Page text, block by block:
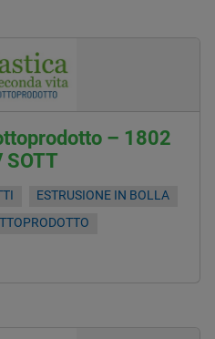
– 1802
SOTT
ESTRUSIONE IN BOLLA